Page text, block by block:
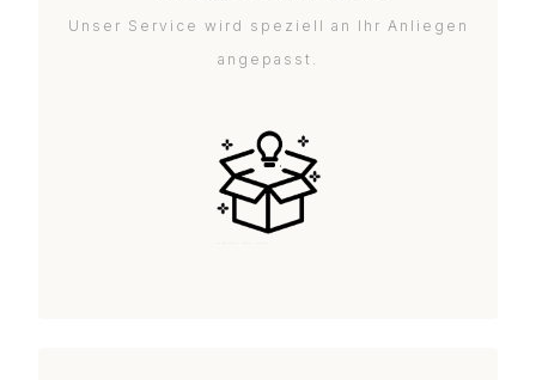
Unser Service wird speziell an Ihr Anliegen
angepasst.